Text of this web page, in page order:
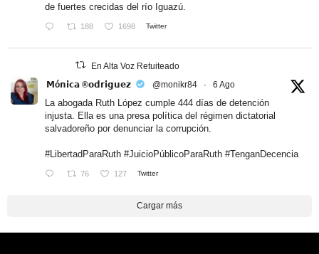
de fuertes crecidas del río Iguazú.
188 1698 Twitter
En Alta Voz Retuiteado
𝗠ó𝗻𝗶𝗰𝗮 ®𝗼𝗱𝗿𝗶𝗴𝘂𝗲𝘇
@monikr84 · 6 Ago
La abogada Ruth López cumple 444 días de detención
injusta. Ella es una presa política del régimen dictatorial
salvadoreño por denunciar la corrupción.
#LibertadParaRuth #JuicioPúblicoParaRuth #TenganDecencia
76 127 Twitter
Cargar más